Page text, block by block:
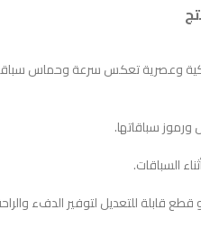
وعصرية تعكس سرعة وحماس